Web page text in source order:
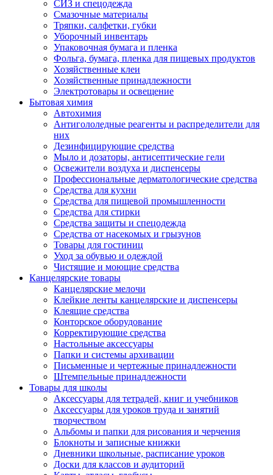
СИЗ и спецодежда
Смазочные материалы
Тряпки, салфетки, губки
Уборочный инвентарь
Упаковочная бумага и пленка
Фольга, бумага, пленка для пищевых продуктов
Хозяйственные клеи
Хозяйственные принадлежности
Электротовары и освещение
Бытовая химия
Автохимия
Антигололедные реагенты и распределители для
них
Дезинфицирующие средства
Мыло и дозаторы, антисептические гели
Освежители воздуха и диспенсеры
Профессиональные дерматологические средства
Средства для кухни
Средства для пищевой промышленности
Средства для стирки
Средства защиты и спецодежда
Средства от насекомых и грызунов
Товары для гостиниц
Уход за обувью и одеждой
Чистящие и моющие средства
Канцелярские товары
Канцелярские мелочи
Клейкие ленты канцелярские и диспенсеры
Клеящие средства
Конторское оборудование
Корректирующие средства
Настольные аксессуары
Папки и системы архивации
Письменные и чертежные принадлежности
Штемпельные принадлежности
Товары для школы
Аксессуары для тетрадей, книг и учебников
Аксессуары для уроков труда и занятий
творчеством
Альбомы и папки для рисования и черчения
Блокноты и записные книжки
Дневники школьные, расписание уроков
Доски для классов и аудиторий